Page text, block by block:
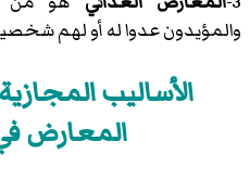
والمؤيدون عدوا له أو لهم
الأساليب
المعارض